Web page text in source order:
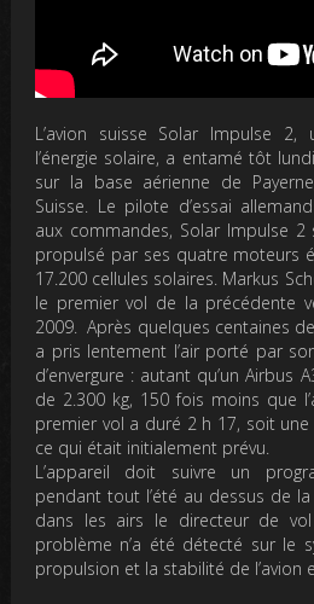
L’avion suisse Solar Impulse 2,
l’énergie solaire, a entamé tôt
sur la base aérienne de
Suisse. Le pilote d’essai
aux commandes, Solar Impulse 2
propulsé par ses quatre moteurs
17.200 cellules solaires. Markus
le premier vol de la précédente
2009. Après quelques centaines
a pris lentement l’air porté par
d’envergure : autant qu’un Airbus
de 2.300 kg, 150 fois moins que
premier vol a duré 2 h 17, soit
ce qui était initialement prévu.
L’appareil doit suivre un
pendant tout l’été au dessus de
dans les airs le directeur de vol
problème n’a été détecté sur le
propulsion et la stabilité de l’avion